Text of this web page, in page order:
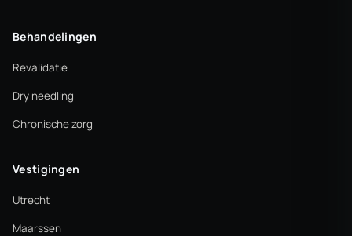
Behandelingen
Revalidatie
Dry needling
Chronische zorg
Vestigingen
Utrecht
Maarssen